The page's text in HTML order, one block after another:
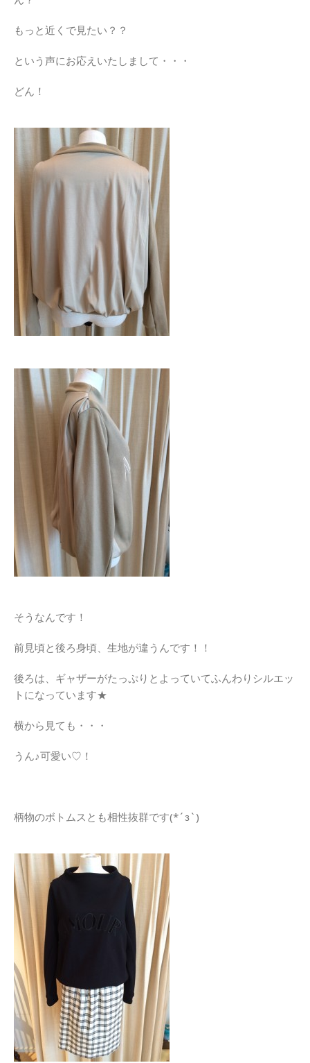
もっと近くで見たい？？
という声にお応えいたしまして・・・
どん！
そうなんです！
前見頃と後ろ身頃、生地が違うんです！！
後ろは、ギャザーがたっぷりとよっていてふんわりシルエッ
トになっています★
横から見ても・・・
うん♪可愛い♡！
柄物のボトムスとも相性抜群です(*´з`)